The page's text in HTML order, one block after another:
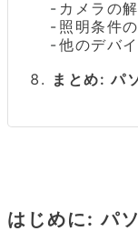
カメラの
照明条件
他のデバ
まとめ: パ
はじめに: パ